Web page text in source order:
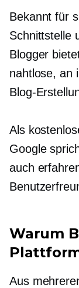
Bekannt für
Schnittstelle
Blogger
nahtlose, an
Blog-
Als
Google
auch
Warum
Aus